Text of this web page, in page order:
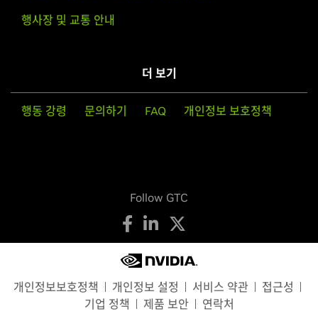
행사장 및 교통 안내
더 보기
행동 강령 문의하기 FAQ 개인정보 보호정책
Follow GTC
개인정보보호정책 개인정보 설정 서비스 약관
접근성
기업 정책
제품 보안 연락처